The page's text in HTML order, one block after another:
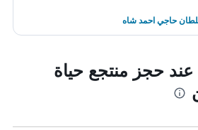
حاجي احمد شاه
عند حجز منتجع حياة